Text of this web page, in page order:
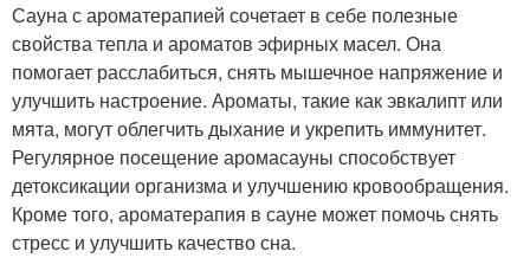
Сауна с ароматерапией сочетает в себе полезные
свойства тепла и ароматов эфирных масел. Она
помогает расслабиться, снять мышечное напряжение и
улучшить настроение. Ароматы, такие как эвкалипт или
мята, могут облегчить дыхание и укрепить иммунитет.
Регулярное посещение аромасауны способствует
детоксикации организма и улучшению кровообращения.
Кроме того, ароматерапия в сауне может помочь снять
стресс и улучшить качество сна.